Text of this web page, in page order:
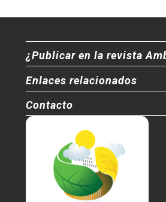
¿Publicar en la revista
Enlaces relacionados
Contacto